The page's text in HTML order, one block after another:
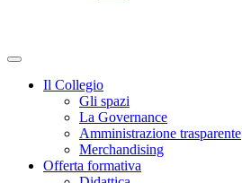
Il Collegio
Gli spazi
La Governance
Amministrazione trasparente
Merchandising
Offerta formativa